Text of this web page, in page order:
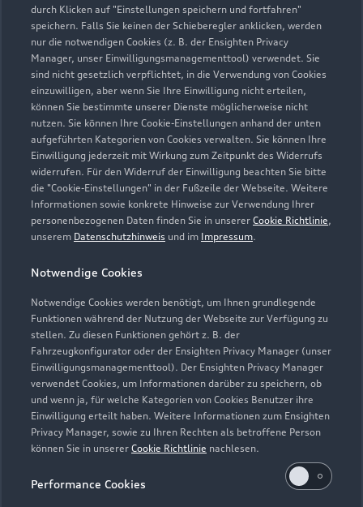
durch Klicken auf "Einstellungen speichern und fortfahren"
speichern. Falls Sie keinen der Schieberegler anklicken, werden
nur die notwendigen Cookies (z. B. der Ensighten Privacy
Manager, unser Einwilligungsmanagementtool) verwendet. Sie
sind nicht gesetzlich verpflichtet, in die Verwendung von Cookies
einzuwilligen, aber wenn Sie Ihre Einwilligung nicht erteilen,
können Sie bestimmte unserer Dienste möglicherweise nicht
nutzen. Sie können Ihre Cookie-Einstellungen anhand der unten
aufgeführten Kategorien von Cookies verwalten. Sie können Ihre
Einwilligung jederzeit mit Wirkung zum Zeitpunkt des Widerrufs
widerrufen. Für den Widerruf der Einwilligung beachten Sie bitte
die "Cookie-Einstellungen" in der Fußzeile der Webseite. Weitere
Informationen sowie konkrete Hinweise zur Verwendung Ihrer
personenbezogenen Daten finden Sie in unserer Cookie Richtlinie,
unserem Datenschutzhinweis und im Impressum.
Notwendige Cookies
Notwendige Cookies werden benötigt, um Ihnen grundlegende
Funktionen während der Nutzung der Webseite zur Verfügung zu
stellen. Zu diesen Funktionen gehört z. B. der
Fahrzeugkonfigurator oder der Ensighten Privacy Manager (unser
Einwilligungsmanagementtool). Der Ensighten Privacy Manager
verwendet Cookies, um Informationen darüber zu speichern, ob
und wenn ja, für welche Kategorien von Cookies Benutzer ihre
Einwilligung erteilt haben. Weitere Informationen zum Ensighten
Privacy Manager, sowie zu Ihren Rechten als betroffene Person
können Sie in unserer Cookie Richtlinie nachlesen.
Performance Cookies
Forther Hauptstraße 2
90542 Eckental
09126 25950
ah.kofler@auto-kofler.vapn.de
Kontaktdaten herunterladen
Öffnungszeiten
Öffnungszeiten Service
Geöffnet bis12:00
Öffnungszeiten Teile- und
Zubehörverkauf
Geöffnet bis17:30